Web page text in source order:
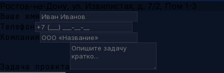
Ростов-на-Дону, ул. Извилистая, д. 7/2, Пом 1-3
Ваше имя
Телефон
Компания
Задача проекта